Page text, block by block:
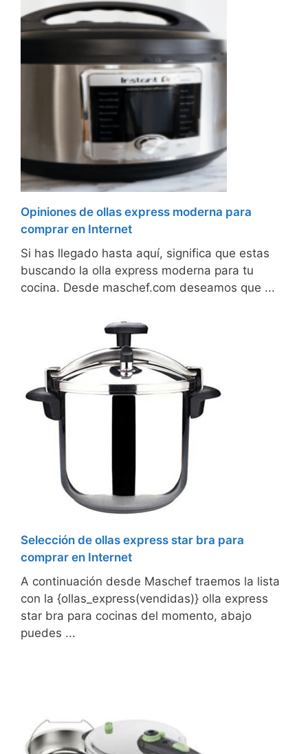
Opiniones de ollas express moderna para
comprar en Internet
Si has llegado hasta aquí, significa que estas
buscando la olla express moderna para tu
cocina. Desde maschef.com deseamos que ...
Selección de ollas express star bra para
comprar en Internet
A continuación desde Maschef traemos la lista
con la {ollas_express(vendidas)} olla express
star bra para cocinas del momento, abajo
puedes ...